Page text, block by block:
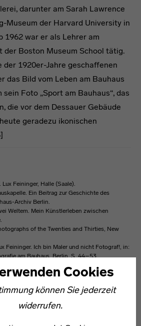
Cookies
können Sie jederzeit
widerrufen.
darunter am Sarah Lawrence
Museum der Harvard University in
1962 war er als Lehrer am
der Boston Museum School tätig.
1920er-Jahre geschaffenen
das Bild vom Leben am Bauhaus
Foto „Sport am Bauhaus“, das
die vor dem Dessauer Gebäude
geradezu ikonischen
Feininger, Halle (Saale).
Ein Beitrag zur Geschichte des
Archiv Berlin.
Weltem. Mein Künstlerleben zwischen
of the Twenties and Thirties, New
Feininger. Ich bin Maler und nicht Fotograf!, in:
am Bauhaus, Berlin, S. 44–53.
Segler. T. Lux Feininger zum 100.